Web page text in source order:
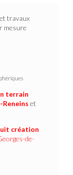
travaux
mesure
terrain
et
création
de-